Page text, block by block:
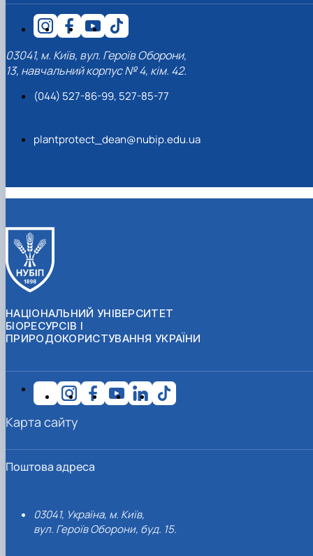
03041, м. Київ, вул. Героїв Оборони,
13, навчальний корпус № 4, кім. 42.
(044) 527-86-99, 527-85-77
plantprotect_dean@nubip.edu.ua
НАЦІОНАЛЬНИЙ УНІВЕРСИТЕТ
БІОРЕСУРСІВ І
ПРИРОДОКОРИСТУВАННЯ УКРАЇНИ
Поштова адреса
03041, Україна, м. Київ,
вул. Героїв Оборони, буд. 15.
Карта сайту